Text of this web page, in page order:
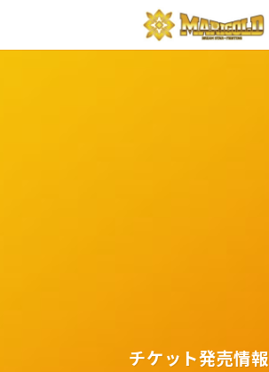
チケット発売情報